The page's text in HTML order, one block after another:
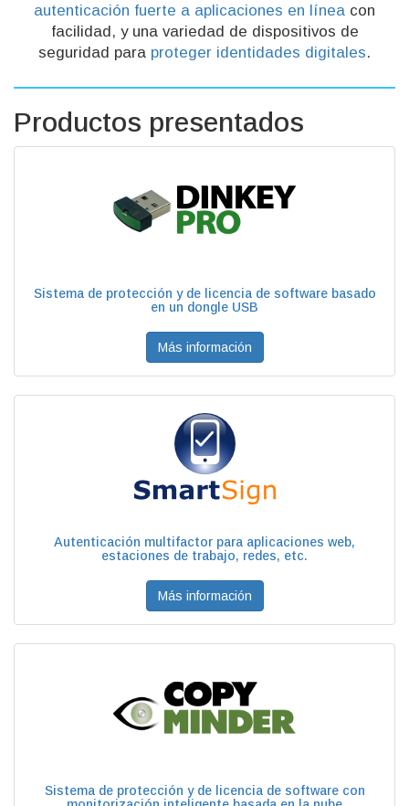
autenticación fuerte a aplicaciones en línea con
facilidad, y una variedad de dispositivos de
seguridad para proteger identidades digitales.
Productos presentados
Sistema de protección y de licencia de software basado
en un dongle USB
Más información
Autenticación multifactor para aplicaciones web,
estaciones de trabajo, redes, etc.
Más información
Sistema de protección y de licencia de software con